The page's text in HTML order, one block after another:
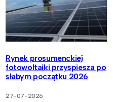
Rynek prosumenckiej
fotowoltaiki przyspiesza po
słabym początku 2026
27-07-2026